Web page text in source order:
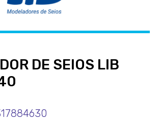
DE SEIOS LIB